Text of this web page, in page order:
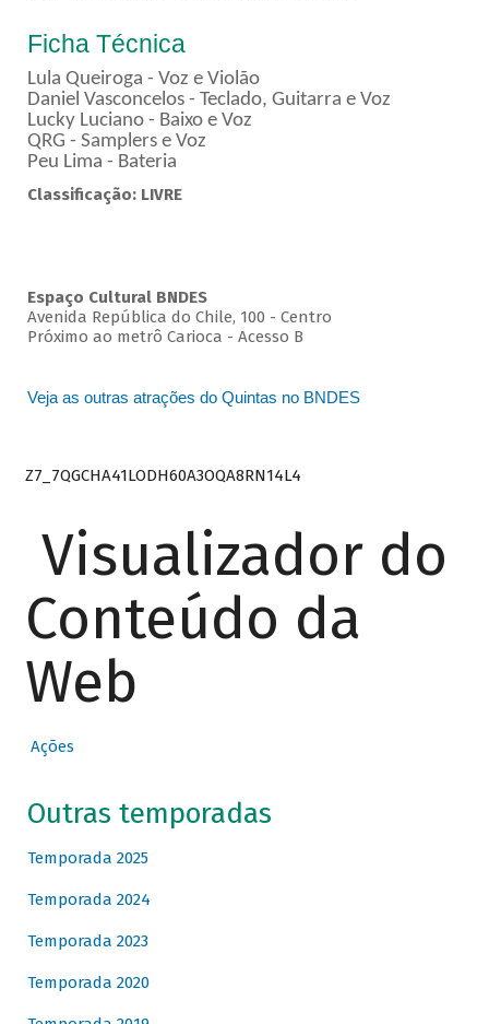
Ficha Técnica
Lula Queiroga - Voz e Violão
Daniel Vasconcelos - Teclado, Guitarra e Voz
Lucky Luciano - Baixo e Voz
QRG - Samplers e Voz
Peu Lima - Bateria
Classificação: LIVRE
Espaço Cultural BNDES
Avenida República do Chile, 100 - Centro
Próximo ao metrô Carioca - Acesso B
Veja as outras atrações do Quintas no BNDES
Z7_7QGCHA41LODH60A3OQA8RN14L4
Visualizador do
Conteúdo da
Web
Ações
Outras temporadas
Temporada 2025
Temporada 2024
Temporada 2023
Temporada 2020